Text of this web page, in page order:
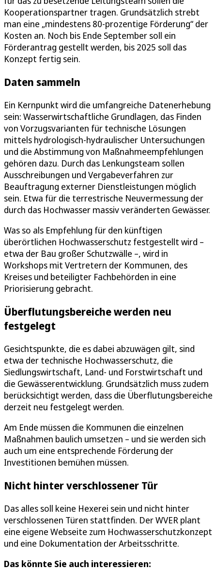
Kooperationspartner tragen. Grundsätzlich strebt
man eine „mindestens 80-prozentige Förderung“ der
Kosten an. Noch bis Ende September soll ein
Förderantrag gestellt werden, bis 2025 soll das
Konzept fertig sein.
Daten sammeln
Ein Kernpunkt wird die umfangreiche Datenerhebung
sein: Wasserwirtschaftliche Grundlagen, das Finden
von Vorzugsvarianten für technische Lösungen
mittels hydrologisch-hydraulischer Untersuchungen
und die Abstimmung von Maßnahmeempfehlungen
gehören dazu. Durch das Lenkungsteam sollen
Ausschreibungen und Vergabeverfahren zur
Beauftragung externer Dienstleistungen möglich
sein. Etwa für die terrestrische Neuvermessung der
durch das Hochwasser massiv veränderten Gewässer.
Was so als Empfehlung für den künftigen
überörtlichen Hochwasserschutz festgestellt wird –
etwa der Bau großer Schutzwälle –, wird in
Workshops mit Vertretern der Kommunen, des
Kreises und beteiligter Fachbehörden in eine
Priorisierung gebracht.
Überflutungsbereiche werden neu
festgelegt
Gesichtspunkte, die es dabei abzuwägen gilt, sind
etwa der technische Hochwasserschutz, die
Siedlungswirtschaft, Land- und Forstwirtschaft und
die Gewässerentwicklung. Grundsätzlich muss zudem
berücksichtigt werden, dass die Überflutungsbereiche
derzeit neu festgelegt werden.
Am Ende müssen die Kommunen die einzelnen
Maßnahmen baulich umsetzen – und sie werden sich
auch um eine entsprechende Förderung der
Investitionen bemühen müssen.
Nicht hinter verschlossener Tür
Das alles soll keine Hexerei sein und nicht hinter
verschlossenen Türen stattfinden. Der WVER plant
eine eigene Webseite zum Hochwasserschutzkonzept
und eine Dokumentation der Arbeitsschritte.
Das könnte Sie auch interessieren: